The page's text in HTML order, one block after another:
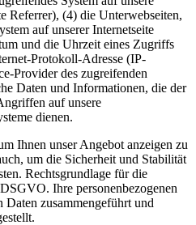
Referrer), (4) die Unterwebseiten,
auf unserer Internetseite
und die Uhrzeit eines Zugriffs
Protokoll-Adresse (IP-
Provider des zugreifenden
Daten und Informationen, die der
auf unsere
dienen.
Ihnen unser Angebot anzeigen zu
um die Sicherheit und Stabilität
Rechtsgrundlage für die
Ihre personenbezogenen
zusammengeführt und